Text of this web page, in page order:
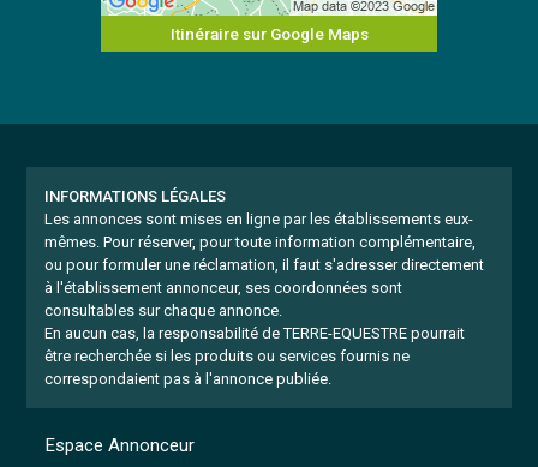
Itinéraire sur Google Maps
INFORMATIONS LÉGALES
Les annonces sont mises en ligne par les établissements eux-
mêmes. Pour réserver, pour toute information complémentaire,
ou pour formuler une réclamation, il faut s'adresser directement
à l'établissement annonceur, ses coordonnées sont
consultables sur chaque annonce.
En aucun cas, la responsabilité de TERRE-EQUESTRE pourrait
être recherchée si les produits ou services fournis ne
correspondaient pas à l'annonce publiée.
Espace Annonceur